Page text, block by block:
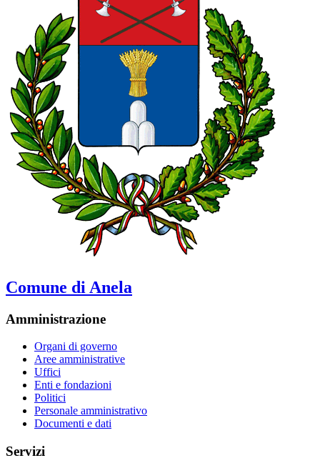
Comune di Anela
Amministrazione
Organi di governo
Aree amministrative
Uffici
Enti e fondazioni
Politici
Personale amministrativo
Documenti e dati
Servizi